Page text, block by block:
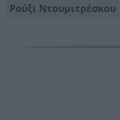
Ρούξι Ντουμιτρέσκου